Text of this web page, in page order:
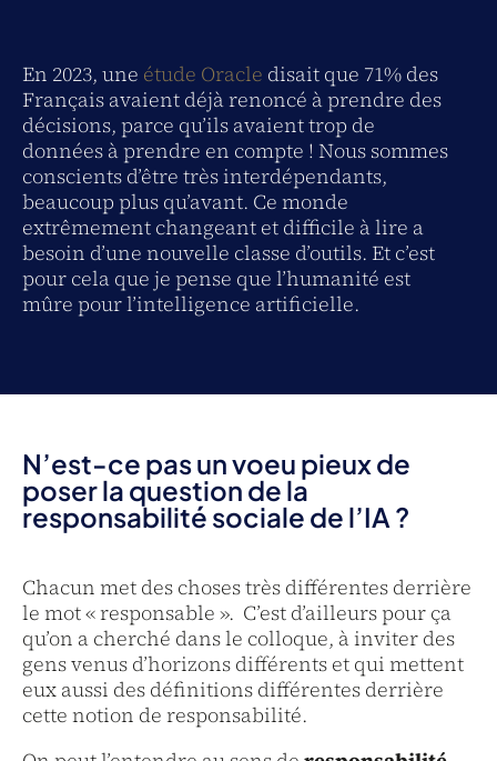
En 2023, une étude Oracle disait que 71% des
Français avaient déjà renoncé à prendre des
décisions, parce qu’ils avaient trop de
données à prendre en compte ! Nous sommes
conscients d’être très interdépendants,
beaucoup plus qu’avant. Ce monde
extrêmement changeant et difficile à lire a
besoin d’une nouvelle classe d’outils. Et c’est
pour cela que je pense que l’humanité est
mûre pour l’intelligence artificielle.
N’est-ce pas un voeu pieux de
poser la question de la
responsabilité sociale de l’IA ?
Chacun met des choses très différentes derrière
le mot « responsable ». C’est d’ailleurs pour ça
qu’on a cherché dans le colloque, à inviter des
gens venus d’horizons différents et qui mettent
eux aussi des définitions différentes derrière
cette notion de responsabilité.